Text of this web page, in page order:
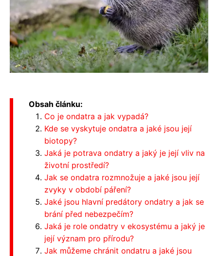
Obsah článku:
Co je ondatra a jak vypadá?
Kde se vyskytuje ondatra a jaké jsou její
biotopy?
Jaká je potrava ondatry a jaký je její vliv na
životní prostředí?
Jak se ondatra rozmnožuje a jaké jsou její
zvyky v období páření?
Jaké jsou hlavní predátory ondatry a jak se
brání před nebezpečím?
Jaká je role ondatry v ekosystému a jaký je
její význam pro přírodu?
Jak můžeme chránit ondatru a jaké jsou